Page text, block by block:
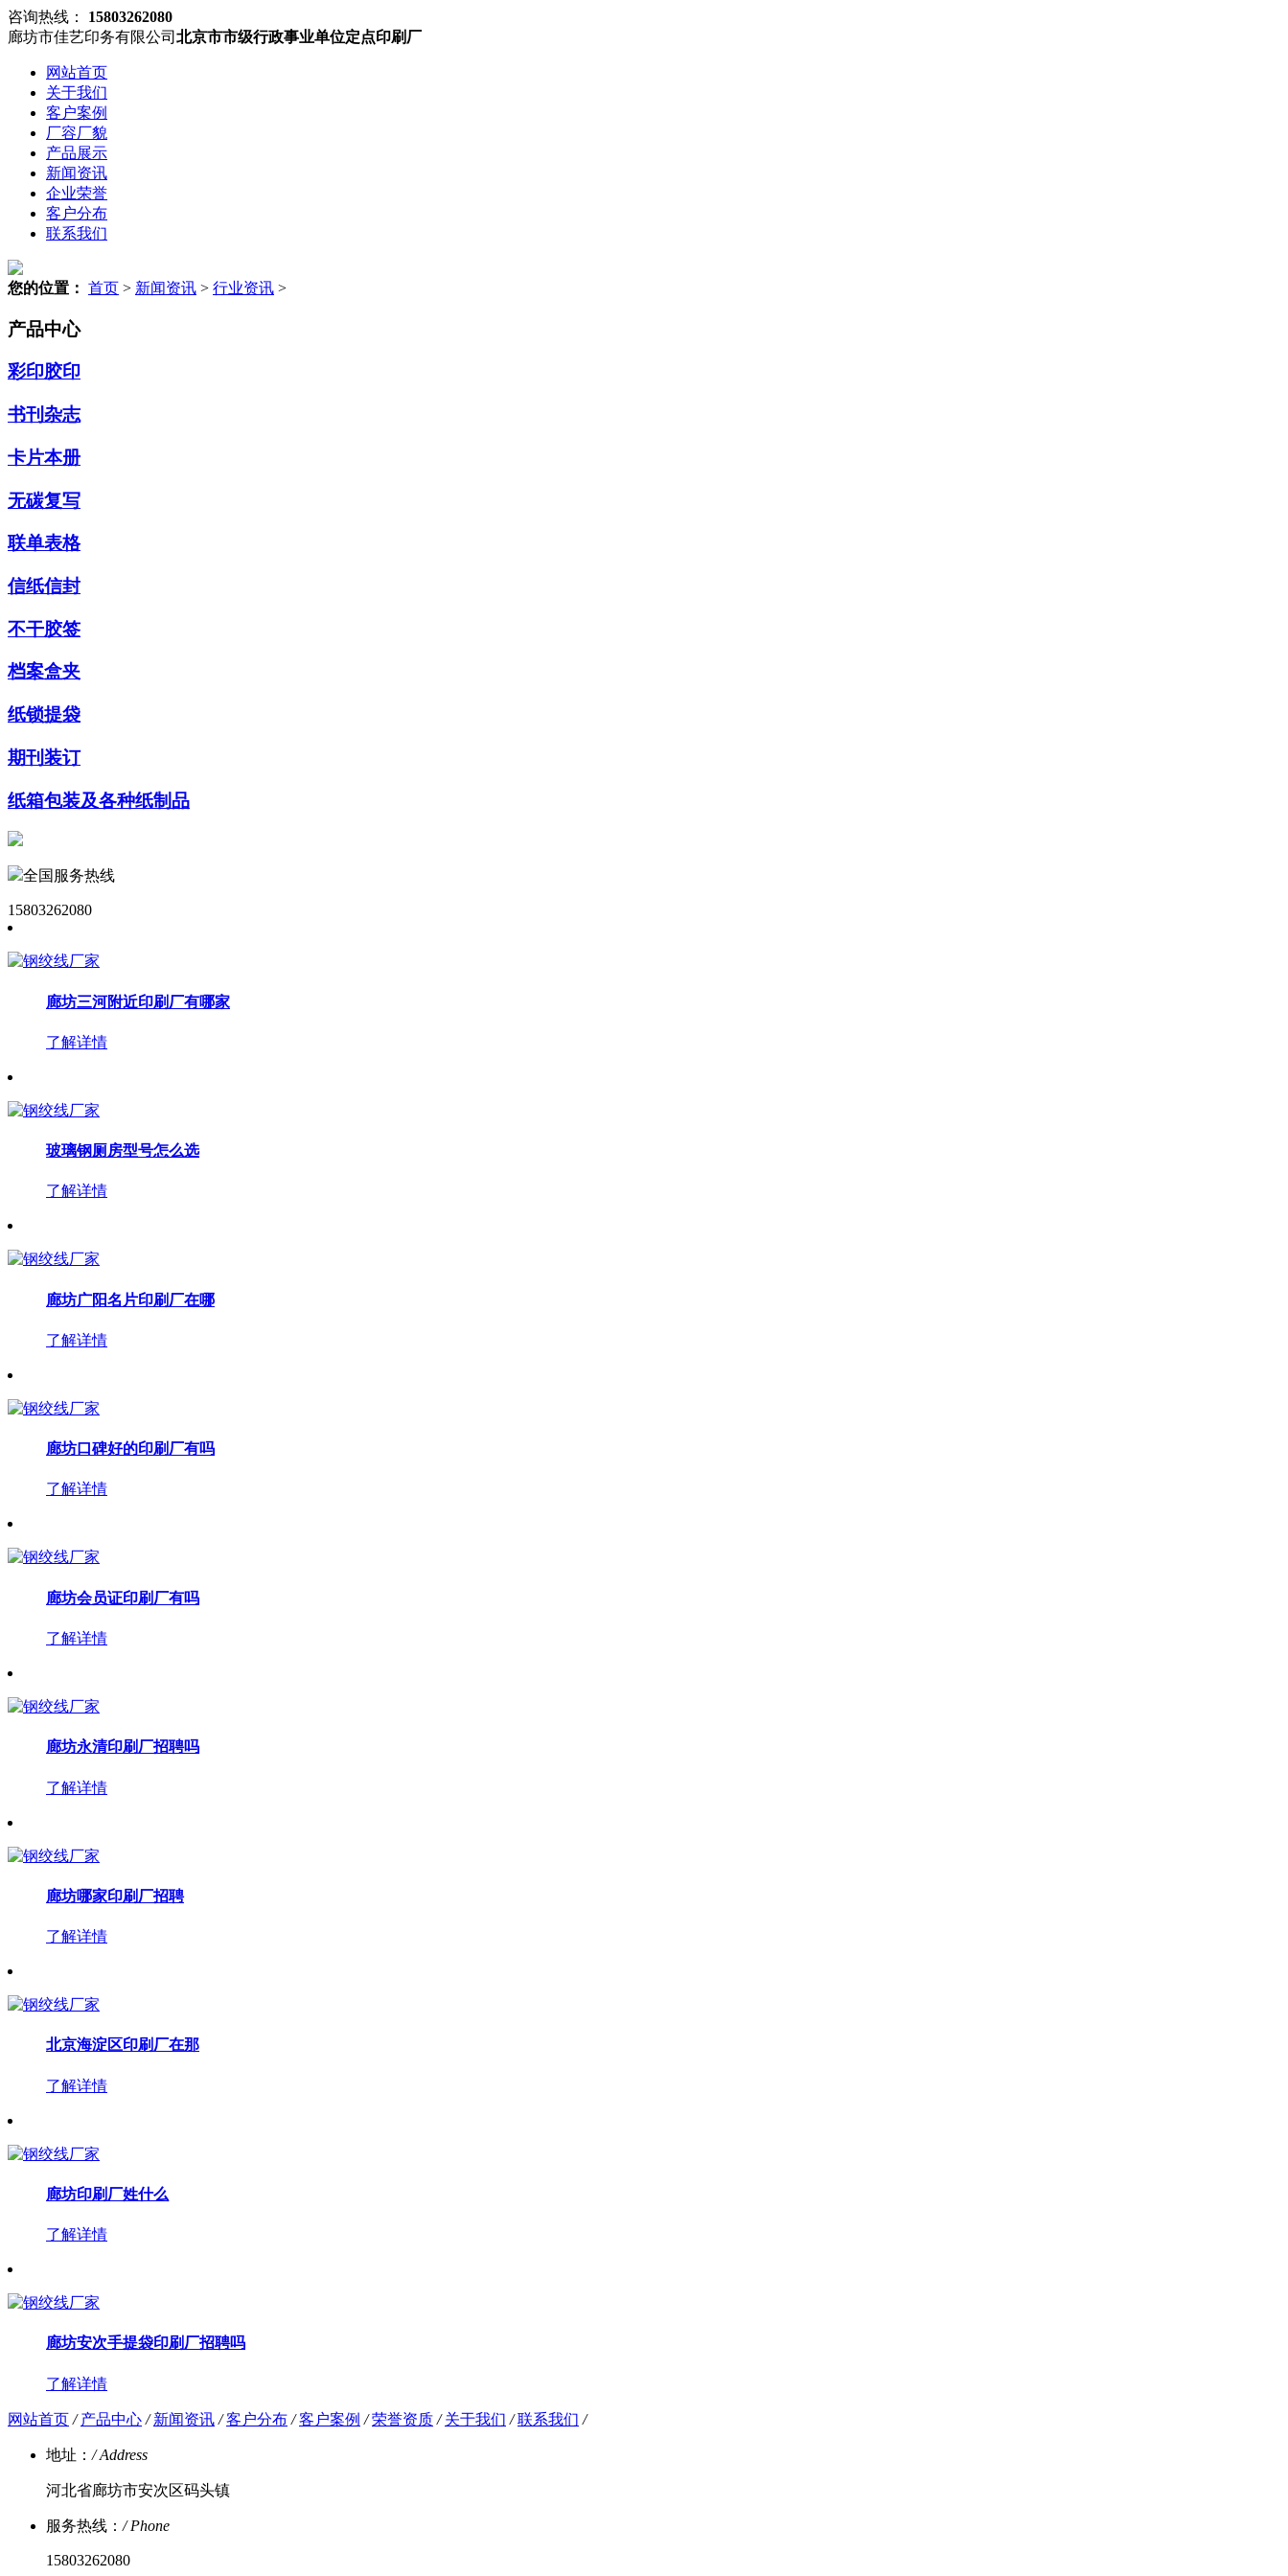
咨询热线：
15803262080
廊坊市佳艺印务有限公司 北京市市级行政事业单位定点印刷厂
网站首页
关于我们
客户案例
厂容厂貌
产品展示
新闻资讯
企业荣誉
客户分布
联系我们
您的位置： 首页 > 新闻资讯 > 行业资讯 >
产品中心
彩印胶印
书刊杂志
卡片本册
无碳复写
联单表格
信纸信封
不干胶签
档案盒夹
纸锁提袋
期刊装订
纸箱包装及各种纸制品
全国服务热线
15803262080
廊坊三河附近印刷厂有哪家
了解详情
玻璃钢厕房型号怎么选
了解详情
廊坊广阳名片印刷厂在哪
了解详情
廊坊口碑好的印刷厂有吗
了解详情
廊坊会员证印刷厂有吗
了解详情
廊坊永清印刷厂招聘吗
了解详情
廊坊哪家印刷厂招聘
了解详情
北京海淀区印刷厂在那
了解详情
廊坊印刷厂姓什么
了解详情
廊坊安次手提袋印刷厂招聘吗
了解详情
网站首页 / 产品中心 / 新闻资讯 / 客户分布 / 客户案例 / 荣誉资质 / 关于我们 / 联系我们 /
地址： / Address
河北省廊坊市安次区码头镇
服务热线： / Phone
15803262080